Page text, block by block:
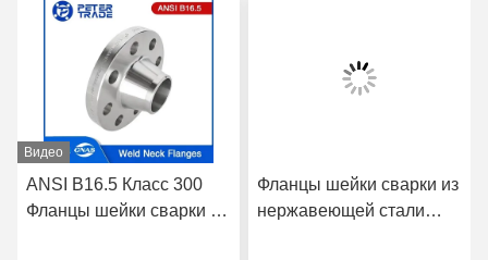
Видео
ANSI B16.5 Класс 300
Фланцы шейки сварки из
Фланцы шейки сварки из
нержавеющей стали